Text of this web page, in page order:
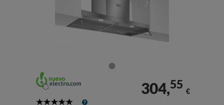
5
304,55
€